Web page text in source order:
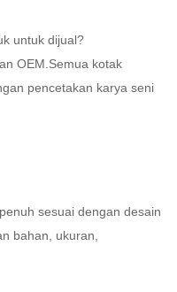
untuk dijual?
OEM.Semua kotak
pencetakan karya seni
sesuai dengan desain
bahan, ukuran,